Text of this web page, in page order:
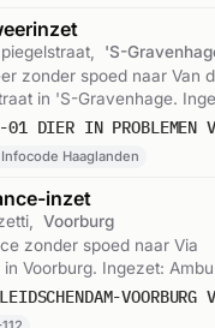
'S-
zonder spoed naar Van
in 'S-Gravenhage.
Infocode Haaglanden.
Haaglanden
inzet
Voorburg
zonder spoed naar Via
in Voorburg. Ingezet:
om 15:04.